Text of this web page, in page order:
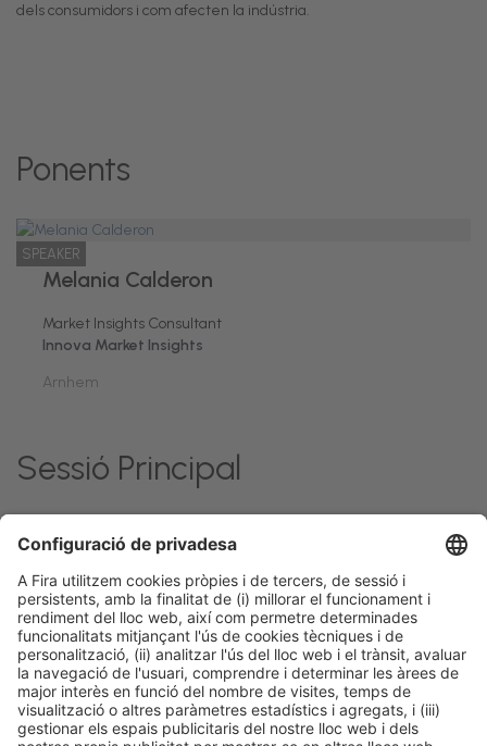
dels consumidors i com afecten la indústria.
Ponents
SPEAKER
Melania Calderon
Market Insights Consultant
Innova Market Insights
Arnhem
Sessió Principal
Global Trends
- 14:30h
lliure